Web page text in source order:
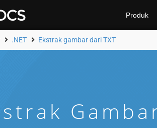
Produk
.NET Ekstrak gambar dari TXT